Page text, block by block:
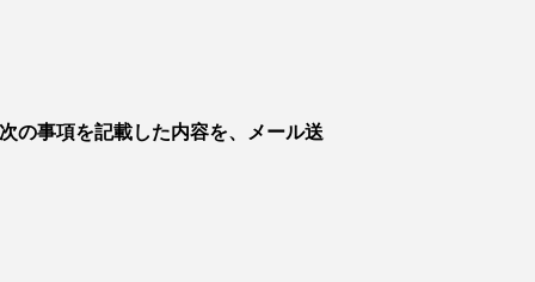
の事項を記載した内容を、メール送